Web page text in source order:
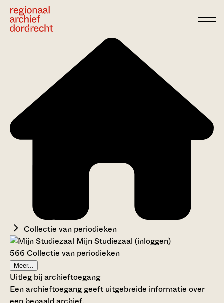
Collectie van periodieken
Mijn Studiezaal (inloggen)
566 Collectie van periodieken
Meer...
Uitleg bij archieftoegang
Een archieftoegang geeft uitgebreide informatie over